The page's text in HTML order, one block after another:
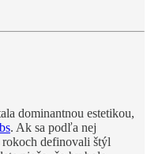
dominantnou estetikou,
. Ak sa podľa nej
rokoch definovali štýl